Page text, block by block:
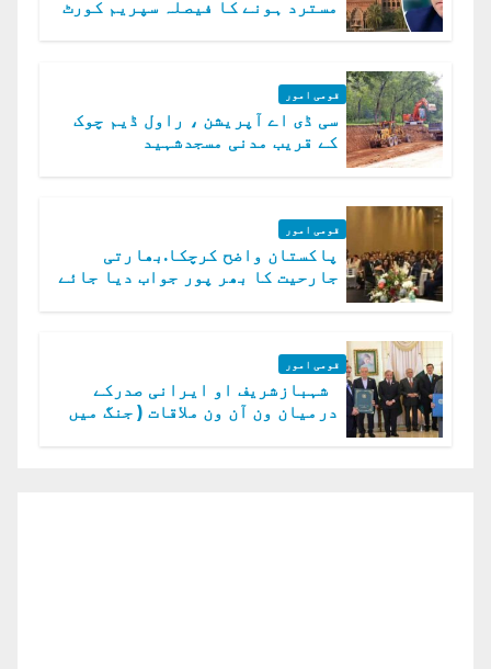
مسترد ہونے کا فیصلہ سپریم کورٹ
قومی امور
سی ڈی اے آپریشن ، راول ڈیم چوک
کے قریب مدنی مسجدشہید
قومی امور
پاکستان واضح کرچکا.بھارتی
جارحیت کا بھر پور جواب دیا جائے
قومی امور
شہبازشریف او ایرانی صدرکے
درمیان ون آن ون ملاقات ( جنگ میں